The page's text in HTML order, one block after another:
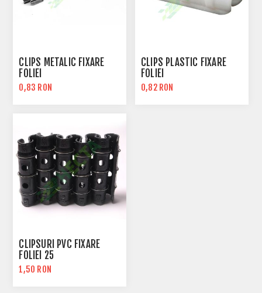
CLIPS METALIC FIXARE
FOLIEI
0,83 RON
CLIPS PLASTIC FIXARE
FOLIEI
0,82 RON
CLIPSURI PVC FIXARE
FOLIEI 25
1,50 RON